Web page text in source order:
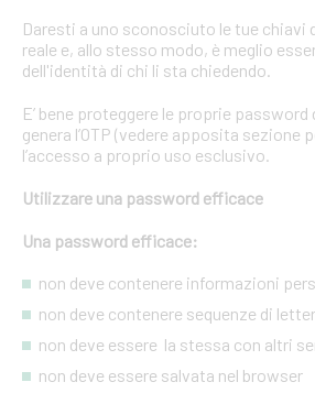
Daresti a uno sconosciuto le tue chiavi
reale e, allo stesso modo, è meglio
dell'identità di chi li sta chiedendo.
E’ bene proteggere le proprie
genera l’OTP (vedere apposita
l’accesso a proprio uso esclusivo.
Utilizzare una password efficace
Una password efficace:
non deve contenere informazioni
non deve contenere sequenze di
non deve essere la stessa con altri
non deve essere salvata nel browser